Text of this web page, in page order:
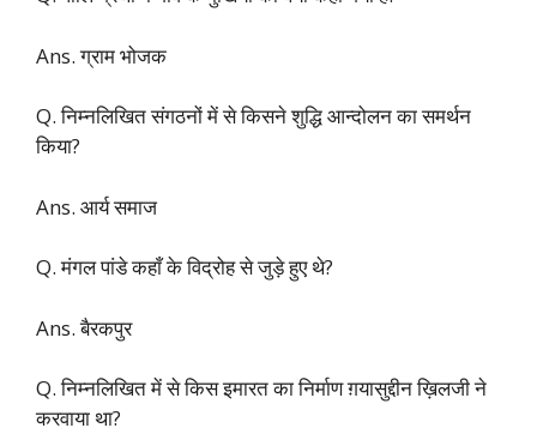
Ans. ग्राम भोजक
Q. निम्नलिखित संगठनों में से किसने शुद्धि आन्दोलन का समर्थन
किया?
Ans. आर्य समाज
Q. मंगल पांडे कहाँ के विद्रोह से जुड़े हुए थे?
Ans. बैरकपुर
Q. निम्नलिखित में से किस इमारत का निर्माण ग़यासुद्दीन ख़िलजी ने
करवाया था?